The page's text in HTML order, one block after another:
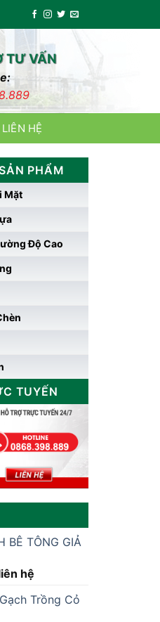
TƯ VẤN
LIÊN HỆ
PHẨM
Mặt
Độ Cao
TUYẾN
BÊ TÔNG GIẢ
hệ
Trồng Cỏ